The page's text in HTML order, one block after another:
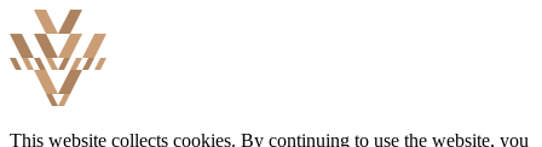
This website collects cookies. By continuing to use the website, you